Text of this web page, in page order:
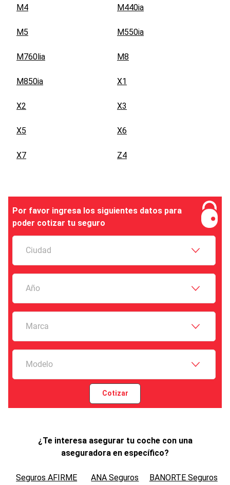
M4 M440ia
M5 M550ia
M760lia M8
M850ia X1
X2 X3
X5 X6
X7 Z4
Por favor ingresa los siguientes datos para
poder cotizar tu seguro
Ciudad
Año
Marca
Modelo
Cotizar
¿Te interesa asegurar tu coche con una
aseguradora en específico?
Seguros AFIRME ANA Seguros BANORTE Seguros